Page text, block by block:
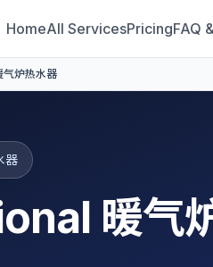
HomeAll ServicesPricingFAQ
气炉热水器
器
暖气